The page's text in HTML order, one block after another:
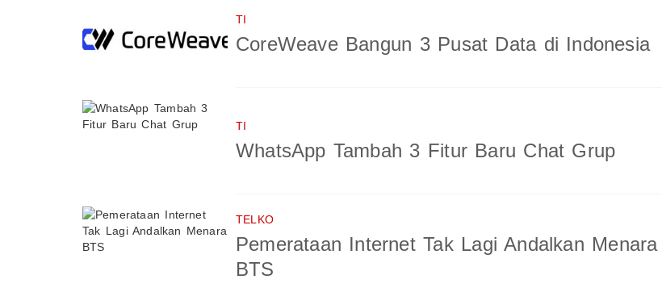
TI
CoreWeave Bangun 3 Pusat Data di Indonesia
TI
WhatsApp Tambah 3 Fitur Baru Chat Grup
TELKO
Pemerataan Internet Tak Lagi Andalkan Menara
BTS